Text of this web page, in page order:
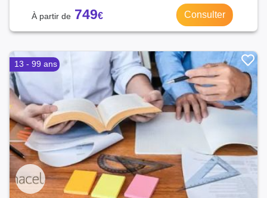
749 Consulter
13 - 99 ans